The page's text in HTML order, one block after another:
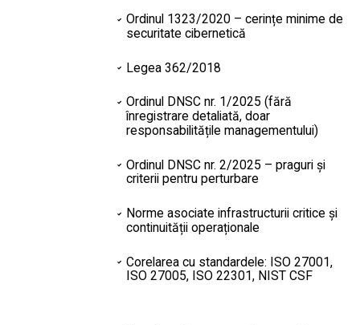
Ordinul 1323/2020 – cerințe minime de
securitate cibernetică
Legea 362/2018
Ordinul DNSC nr. 1/2025 (fără
înregistrare detaliată, doar
responsabilitățile managementului)
Ordinul DNSC nr. 2/2025 – praguri și
criterii pentru perturbare
Norme asociate infrastructurii critice și
continuității operaționale
Corelarea cu standardele: ISO 27001,
ISO 27005, ISO 22301, NIST CSF